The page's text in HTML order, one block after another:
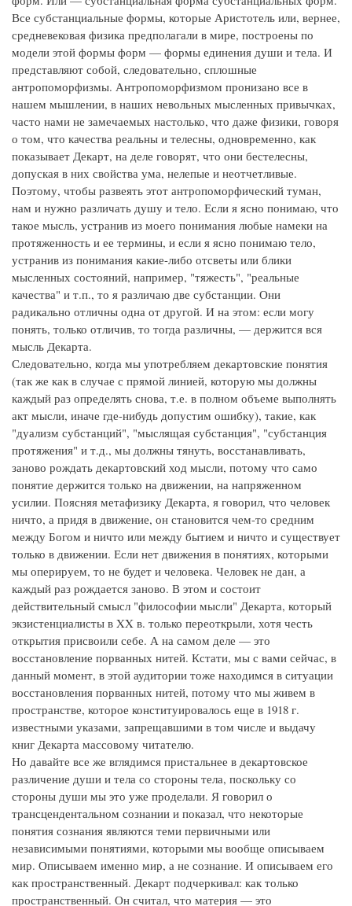
Все субстанциальные формы, которые Аристотель или, вернее,
средневековая физика предполагали в мире, построены по
модели этой формы форм — формы единения души и тела. И
представляют собой, следовательно, сплошные
антропоморфизмы. Антропоморфизмом пронизано все в
нашем мышлении, в наших невольных мысленных привычках,
часто нами не замечаемых настолько, что даже физики, говоря
о том, что качества реальны и телесны, одновременно, как
показывает Декарт, на деле говорят, что они бестелесны,
допуская в них свойства ума, нелепые и неотчетливые.
Поэтому, чтобы развеять этот антропоморфический туман,
нам и нужно различать душу и тело. Если я ясно понимаю, что
такое мысль, устранив из моего понимания любые намеки на
протяженность и ее термины, и если я ясно понимаю тело,
устранив из понимания какие-либо отсветы или блики
мысленных состояний, например, "тяжесть", "реальные
качества" и т.п., то я различаю две субстанции. Они
радикально отличны одна от другой. И на этом: если могу
понять, только отличив, то тогда различны, — держится вся
мысль Декарта.
Следовательно, когда мы употребляем декартовские понятия
(так же как в случае с прямой линией, которую мы должны
каждый раз определять снова, т.е. в полном объеме выполнять
акт мысли, иначе где-нибудь допустим ошибку), такие, как
"дуализм субстанций", "мыслящая субстанция", "субстанция
протяжения" и т.д., мы должны тянуть, восстанавливать,
заново рождать декартовский ход мысли, потому что само
понятие держится только на движении, на напряженном
усилии. Поясняя метафизику Декарта, я говорил, что человек
ничто, а придя в движение, он становится чем-то средним
между Богом и ничто или между бытием и ничто и существует
только в движении. Если нет движения в понятиях, которыми
мы оперируем, то не будет и человека. Человек не дан, а
каждый раз рождается заново. В этом и состоит
действительный смысл "философии мысли" Декарта, который
экзистенциалисты в XX в. только переоткрыли, хотя честь
открытия присвоили себе. А на самом деле — это
восстановление порванных нитей. Кстати, мы с вами сейчас, в
данный момент, в этой аудитории тоже находимся в ситуации
восстановления порванных нитей, потому что мы живем в
пространстве, которое конституировалось еще в 1918 г.
известными указами, запрещавшими в том числе и выдачу
книг Декарта массовому читателю.
Но давайте все же вглядимся пристальнее в декартовское
различение души и тела со стороны тела, поскольку со
стороны души мы это уже проделали. Я говорил о
трансцендентальном сознании и показал, что некоторые
понятия сознания являются теми первичными или
независимыми понятиями, которыми мы вообще описываем
мир. Описываем именно мир, а не сознание. И описываем его
как пространственный. Декарт подчеркивал: как только
пространственный. Он считал, что материя — это